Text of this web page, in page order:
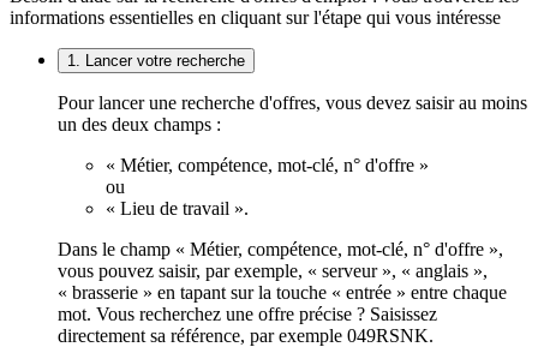
informations essentielles en cliquant sur l'étape qui vous intéresse
1. Lancer votre recherche
Pour lancer une recherche d'offres, vous devez saisir au moins
un des deux champs :
« Métier, compétence, mot-clé, n° d'offre »
ou
« Lieu de travail ».
Dans le champ « Métier, compétence, mot-clé, n° d'offre »,
vous pouvez saisir, par exemple, « serveur », « anglais »,
« brasserie » en tapant sur la touche « entrée » entre chaque
mot. Vous recherchez une offre précise ? Saisissez
directement sa référence, par exemple 049RSNK.